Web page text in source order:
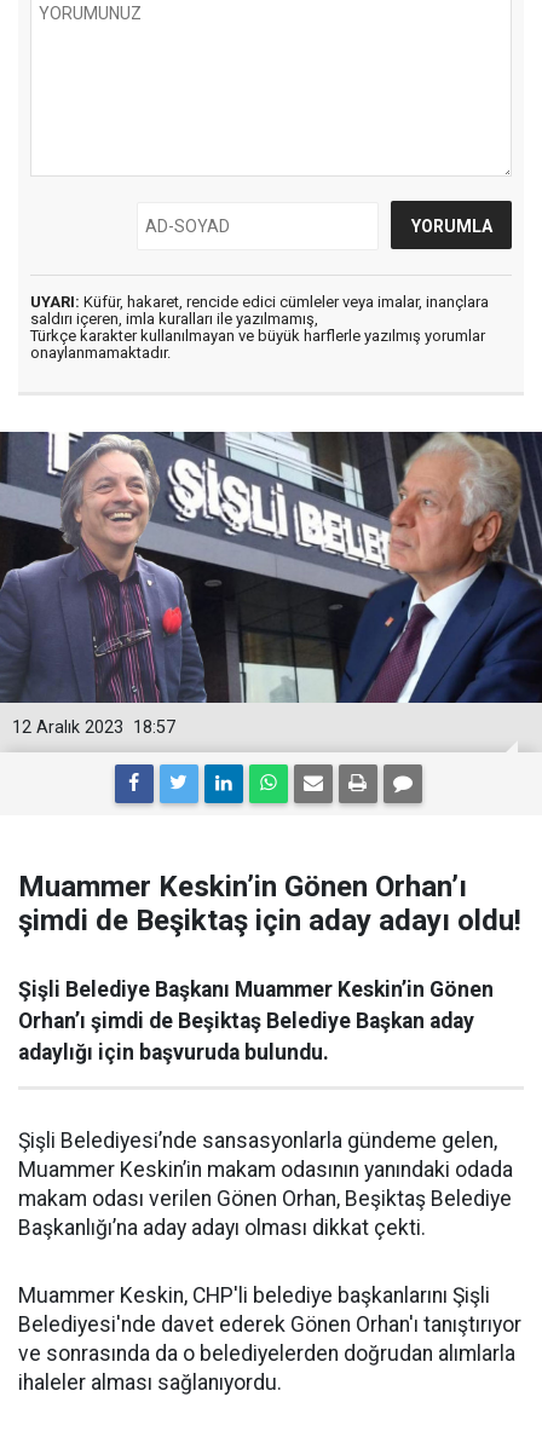
UYARI: Küfür, hakaret, rencide edici cümleler veya imalar, inançlara
saldırı içeren, imla kuralları ile yazılmamış,
Türkçe karakter kullanılmayan ve büyük harflerle yazılmış yorumlar
onaylanmamaktadır.
18:57
12 Aralık 2023
Muammer Keskin’in Gönen Orhan’ı
şimdi de Beşiktaş için aday adayı oldu!
Şişli Belediye Başkanı Muammer Keskin’in Gönen
Orhan’ı şimdi de Beşiktaş Belediye Başkan aday
adaylığı için başvuruda bulundu.
Şişli Belediyesi’nde sansasyonlarla gündeme gelen,
Muammer Keskin’in makam odasının yanındaki odada
makam odası verilen Gönen Orhan, Beşiktaş Belediye
Başkanlığı’na aday adayı olması dikkat çekti.
Muammer Keskin, CHP'li belediye başkanlarını Şişli
Belediyesi'nde davet ederek Gönen Orhan'ı tanıştırıyor
ve sonrasında da o belediyelerden doğrudan alımlarla
ihaleler alması sağlanıyordu.